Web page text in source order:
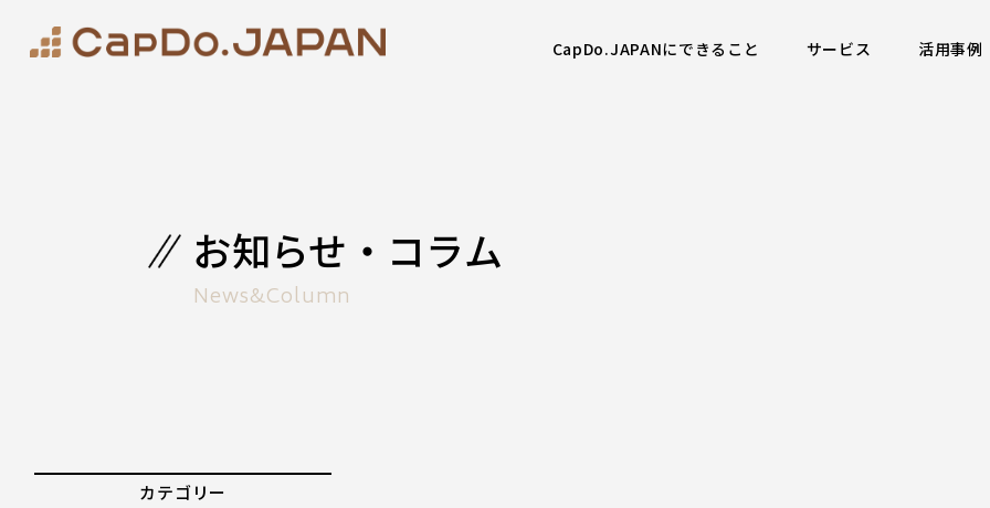
CapDo.JAPANにできること サービス 活用事例
お知らせ・コラム
News&Column
カテゴリー